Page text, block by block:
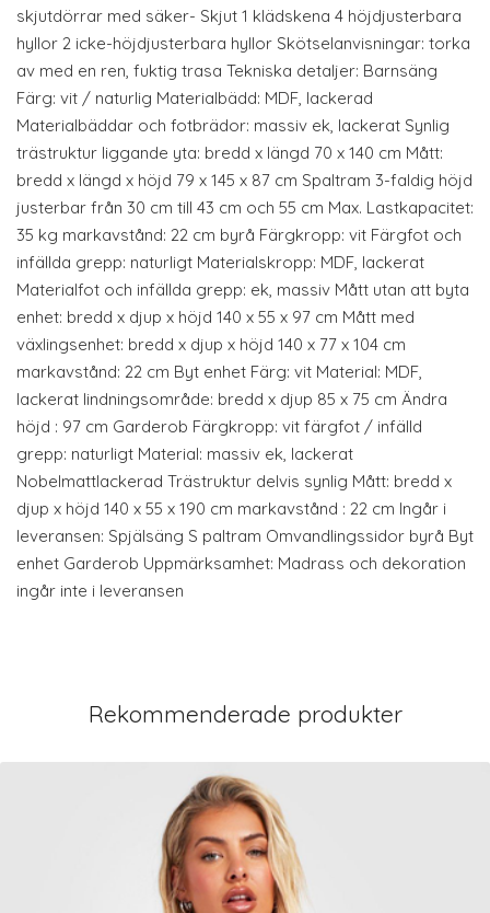
skjutdörrar med säker- Skjut 1 klädskena 4 höjdjusterbara
hyllor 2 icke-höjdjusterbara hyllor Skötselanvisningar: torka
av med en ren, fuktig trasa Tekniska detaljer: Barnsäng
Färg: vit / naturlig Materialbädd: MDF, lackerad
Materialbäddar och fotbrädor: massiv ek, lackerat Synlig
trästruktur liggande yta: bredd x längd 70 x 140 cm Mått:
bredd x längd x höjd 79 x 145 x 87 cm Spaltram 3-faldig höjd
justerbar från 30 cm till 43 cm och 55 cm Max. Lastkapacitet:
35 kg markavstånd: 22 cm byrå Färgkropp: vit Färgfot och
infällda grepp: naturligt Materialskropp: MDF, lackerat
Materialfot och infällda grepp: ek, massiv Mått utan att byta
enhet: bredd x djup x höjd 140 x 55 x 97 cm Mått med
växlingsenhet: bredd x djup x höjd 140 x 77 x 104 cm
markavstånd: 22 cm Byt enhet Färg: vit Material: MDF,
lackerat lindningsområde: bredd x djup 85 x 75 cm Ändra
höjd : 97 cm Garderob Färgkropp: vit färgfot / infälld
grepp: naturligt Material: massiv ek, lackerat
Nobelmattlackerad Trästruktur delvis synlig Mått: bredd x
djup x höjd 140 x 55 x 190 cm markavstånd : 22 cm Ingår i
leveransen: Spjälsäng S paltram Omvandlingssidor byrå Byt
enhet Garderob Uppmärksamhet: Madrass och dekoration
ingår inte i leveransen
Rekommenderade produkter